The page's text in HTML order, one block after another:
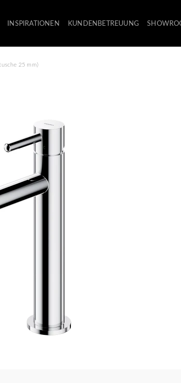
INSPIRATIONEN KUNDENBETREUUNG
25 mm)